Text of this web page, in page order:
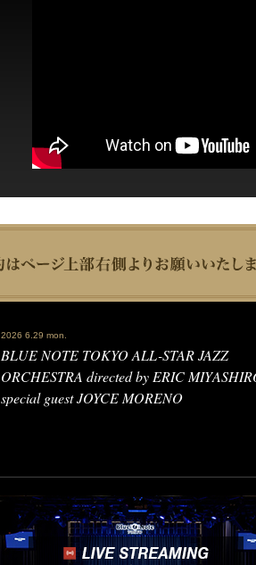
2026 6.29 mon.
BLUE NOTE TOKYO ALL-STAR JAZZ
ORCHESTRA directed by ERIC
special guest JOYCE MORENO